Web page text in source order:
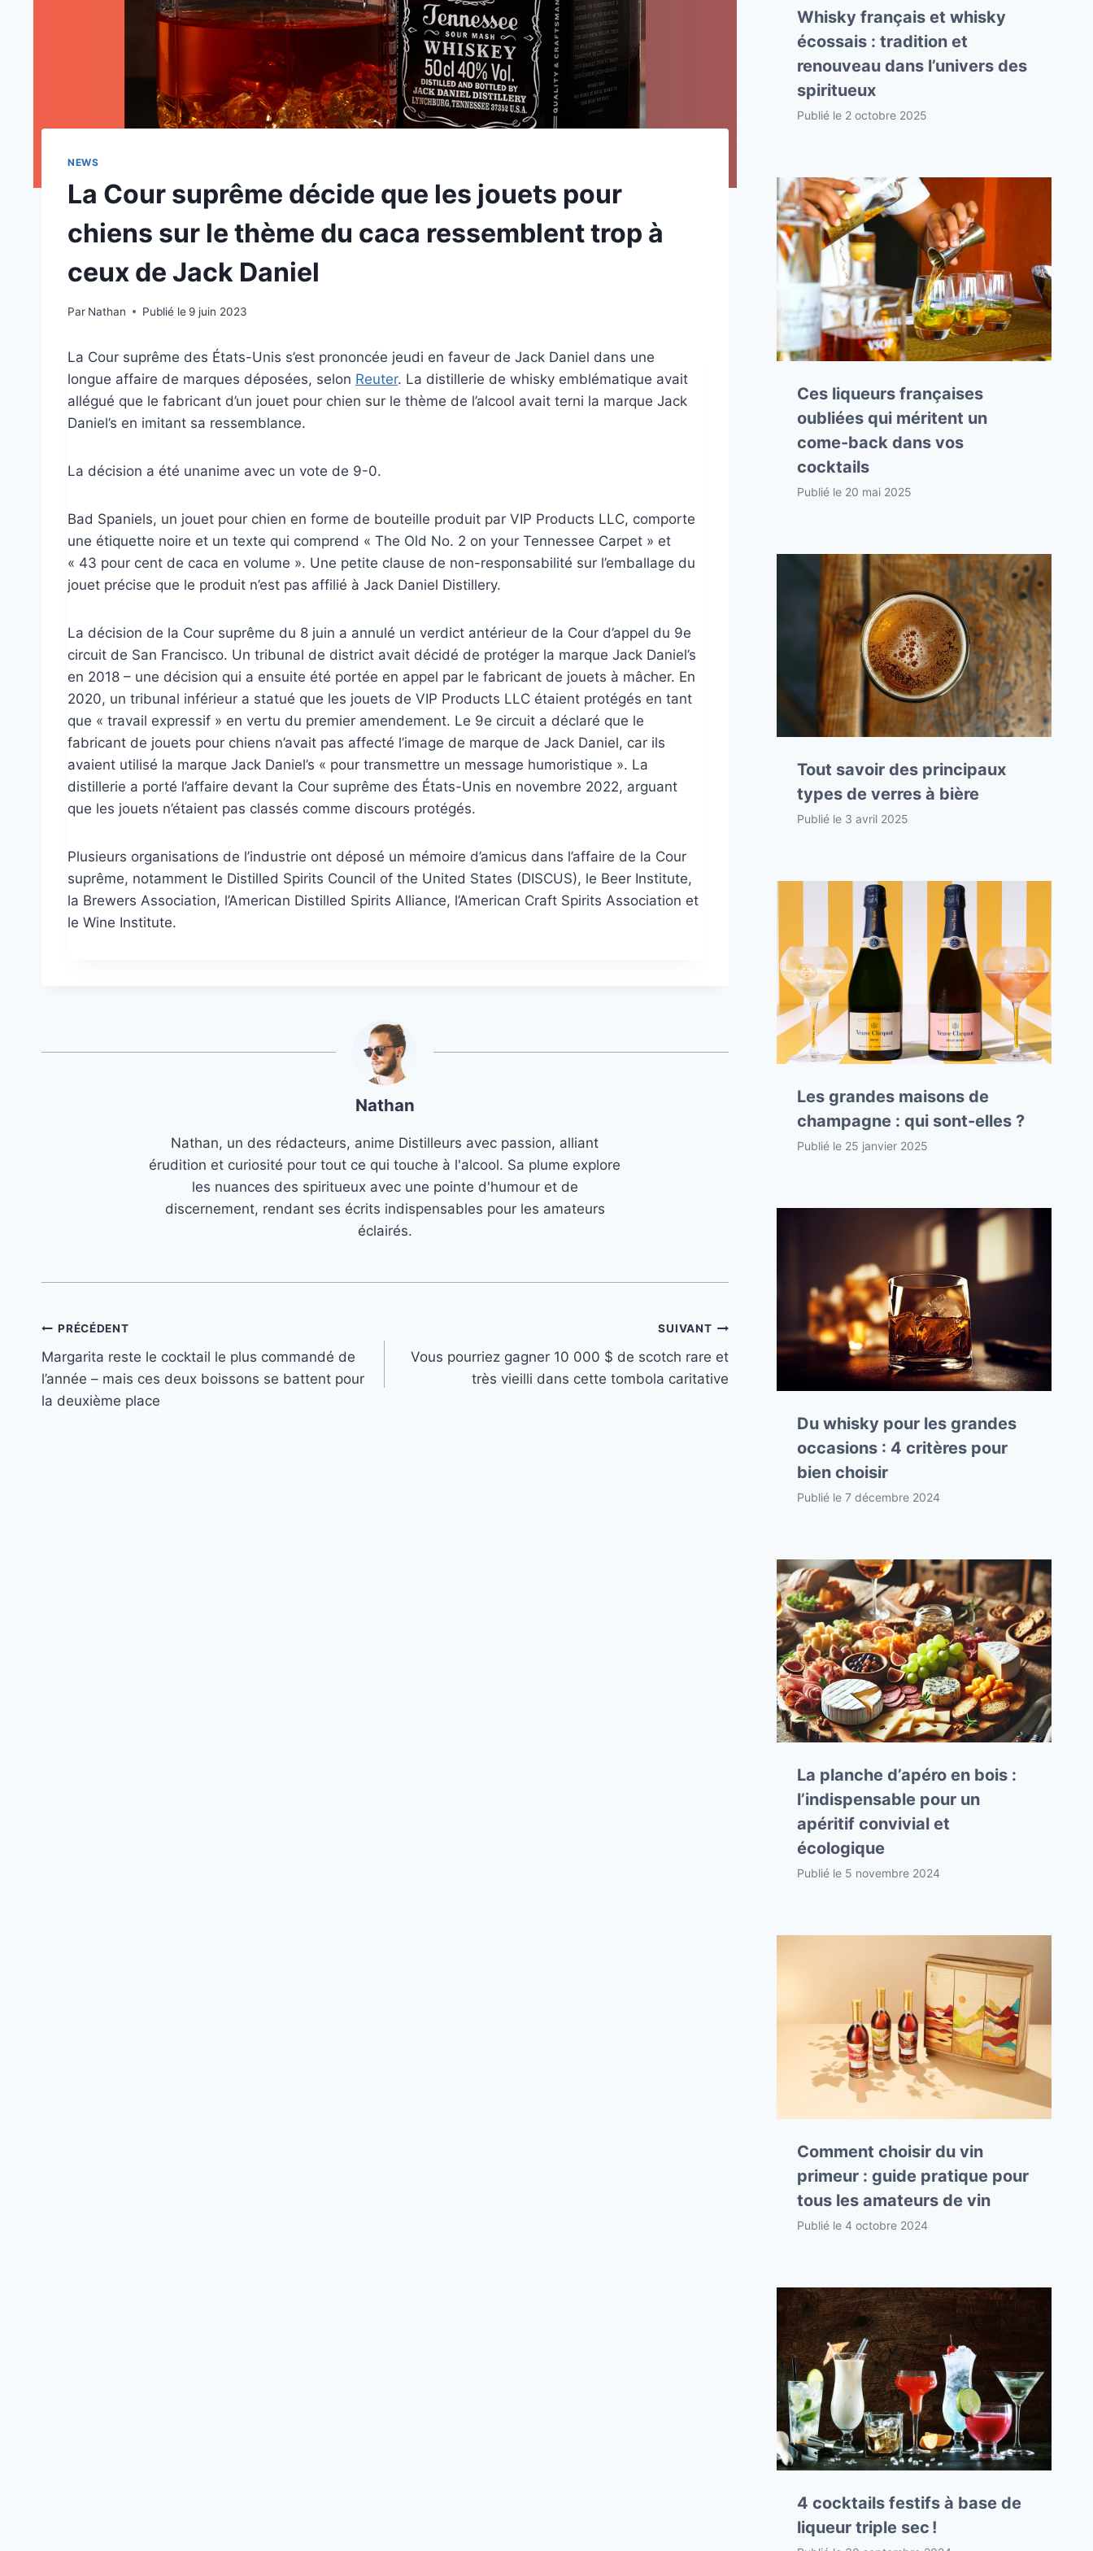
NEWS
La Cour suprême décide que les jouets pour
chiens sur le thème du caca ressemblent trop à
ceux de Jack Daniel
Par Nathan Publié le 9 juin 2023
La Cour suprême des États-Unis s’est prononcée jeudi en faveur de Jack Daniel dans une
longue affaire de marques déposées, selon Reuter. La distillerie de whisky emblématique avait
allégué que le fabricant d’un jouet pour chien sur le thème de l’alcool avait terni la marque Jack
Daniel’s en imitant sa ressemblance.
La décision a été unanime avec un vote de 9-0.
Bad Spaniels, un jouet pour chien en forme de bouteille produit par VIP Products LLC, comporte
une étiquette noire et un texte qui comprend « The Old No. 2 on your Tennessee Carpet » et
« 43 pour cent de caca en volume ». Une petite clause de non-responsabilité sur l’emballage du
jouet précise que le produit n’est pas affilié à Jack Daniel Distillery.
La décision de la Cour suprême du 8 juin a annulé un verdict antérieur de la Cour d’appel du 9e
circuit de San Francisco. Un tribunal de district avait décidé de protéger la marque Jack Daniel’s
en 2018 – une décision qui a ensuite été portée en appel par le fabricant de jouets à mâcher. En
2020, un tribunal inférieur a statué que les jouets de VIP Products LLC étaient protégés en tant
que « travail expressif » en vertu du premier amendement. Le 9e circuit a déclaré que le
fabricant de jouets pour chiens n’avait pas affecté l’image de marque de Jack Daniel, car ils
avaient utilisé la marque Jack Daniel’s « pour transmettre un message humoristique ». La
distillerie a porté l’affaire devant la Cour suprême des États-Unis en novembre 2022, arguant
que les jouets n’étaient pas classés comme discours protégés.
Plusieurs organisations de l’industrie ont déposé un mémoire d’amicus dans l’affaire de la Cour
suprême, notamment le Distilled Spirits Council of the United States (DISCUS), le Beer Institute,
la Brewers Association, l’American Distilled Spirits Alliance, l’American Craft Spirits Association et
le Wine Institute.
Nathan
Nathan, un des rédacteurs, anime Distilleurs avec passion, alliant
érudition et curiosité pour tout ce qui touche à l'alcool. Sa plume explore
les nuances des spiritueux avec une pointe d'humour et de
discernement, rendant ses écrits indispensables pour les amateurs
éclairés.
Navigation
de
l’article
PRÉCÉDENT
Margarita reste le cocktail le plus commandé de
l’année – mais ces deux boissons se battent pour
la deuxième place
SUIVANT
Vous pourriez gagner 10 000 $ de scotch rare et
très vieilli dans cette tombola caritative
Whisky français et whisky
écossais : tradition et
renouveau dans l’univers des
spiritueux
Publié le 2 octobre 2025
Ces liqueurs françaises
oubliées qui méritent un
come-back dans vos
cocktails
Publié le 20 mai 2025
Tout savoir des principaux
types de verres à bière
Publié le 3 avril 2025
Les grandes maisons de
champagne : qui sont-elles ?
Publié le 25 janvier 2025
Du whisky pour les grandes
occasions : 4 critères pour
bien choisir
Publié le7 décembre 2024
La planche d’apéro en bois :
l’indispensable pour un
apéritif convivial et
écologique
Publié le 5 novembre 2024
Comment choisir du vin
primeur : guide pratique pour
tous les amateurs de vin
Publié le4 octobre 2024
4 cocktails festifs à base de
liqueur triple sec !